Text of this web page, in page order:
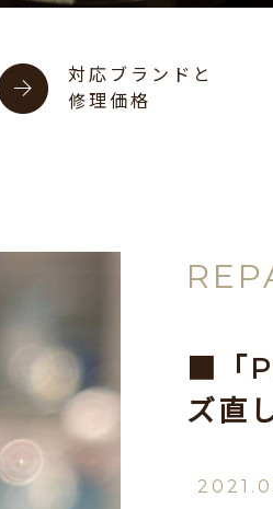
対応ブランドと
修理価格
■「
ズ直